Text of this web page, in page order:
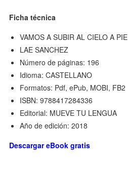
Ficha técnica
VAMOS A SUBIR AL CIELO A PIE
LAE SANCHEZ
Número de páginas: 196
Idioma: CASTELLANO
Formatos: Pdf, ePub, MOBI, FB2
ISBN: 9788417284336
Editorial: MUEVE TU LENGUA
Año de edición: 2018
Descargar eBook gratis